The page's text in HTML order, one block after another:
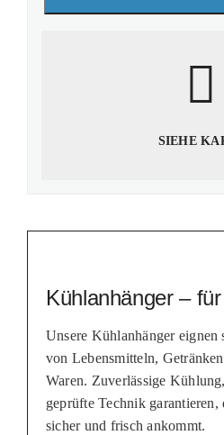
SIEHE
Kühlanhänger –
Unsere Kühlanhänger eignen
von Lebensmitteln,
Waren. Zuverlässige
geprüfte Technik garantieren,
sicher und frisch ankommt.